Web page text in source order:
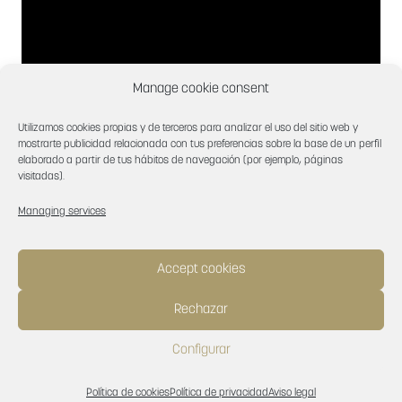
Manage cookie consent
Utilizamos cookies propias y de terceros para analizar el uso del sitio web y
mostrarte publicidad relacionada con tus preferencias sobre la base de un perfil
elaborado a partir de tus hábitos de navegación (por ejemplo, páginas
visitadas).
Managing services
Accept cookies
Rechazar
Configurar
Política de cookiesPolítica de privacidadAviso legal